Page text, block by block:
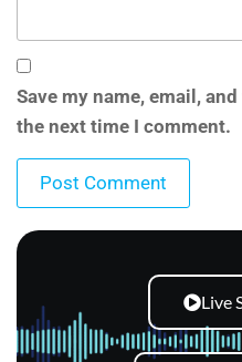
Save my name, email,
the next time I comment.
Live